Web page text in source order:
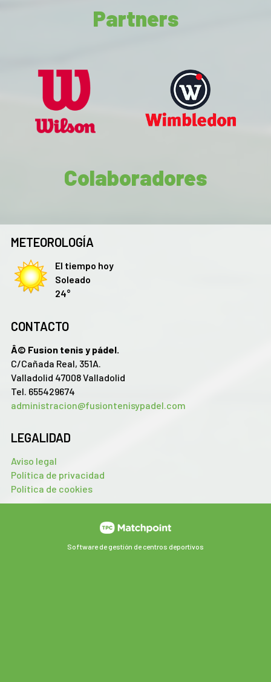
Partners
Colaboradores
METEOROLOGÍA
El tiempo hoy
Soleado
24°
CONTACTO
Â© Fusion tenis y pádel.
C/Cañada Real, 351A.
Valladolid 47008 Valladolid
Tel. 655429674
administracion@fusiontenisypadel.com
LEGALIDAD
Aviso legal
Política de privacidad
Política de cookies
Software de gestión de centros deportivos